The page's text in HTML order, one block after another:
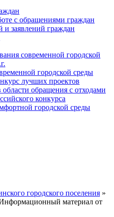
с обращениями граждан
заявлений граждан
современной городской
городской среды
лучших проектов
обращения с отходами
конкурса
городской среды
городского поселения »
материал от